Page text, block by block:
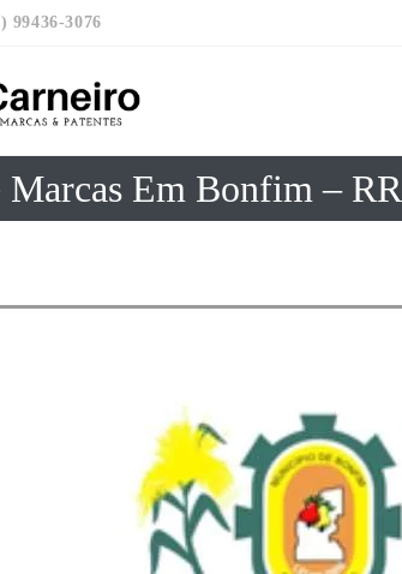
99436-3076
Marcas Em Bonfim – RR